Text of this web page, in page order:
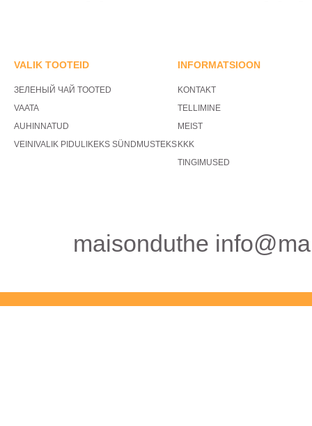
VALIK TOOTEID
ЗЕЛЕНЫЙ ЧАЙ TOOTED
VAATA
AUHINNATUD
VEINIVALIK PIDULIKEKS SÜNDMUSTEKS
INFORMATSIOON
KONTAKT
TELLIMINE
MEIST
KKK
TINGIMUSED
maisonduthe